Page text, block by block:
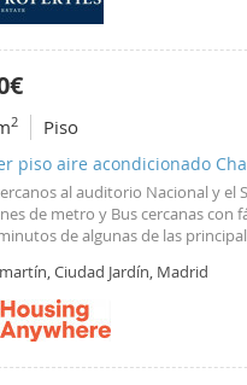
2 Piso
piso aire acondicionado
al auditorio Nacional y el
de metro y Bus cercanas con
de algunas de las
Nacional de Música a 500
Espinaa 1,2 km, Estadio
de Toros de Las Ventas a 3,2
Ciudad Jardín, Madrid